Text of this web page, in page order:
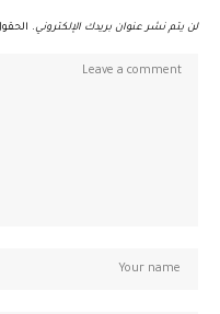
لن يتم نشر عنوان بريدك الإلكتروني.